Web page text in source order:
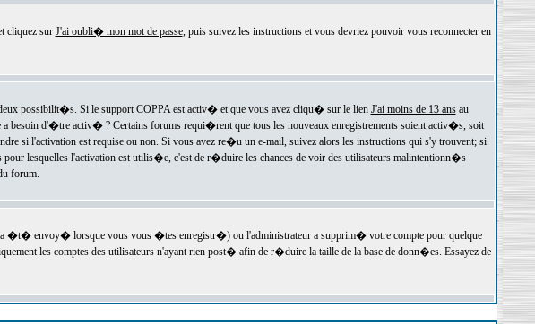
cliquez sur J'ai oubli� mon mot de passe, puis suivez les instructions et vous devriez pouvoir vous reconnecter en
possibilit�s. Si le support COPPA est activ� et que vous avez cliqu� sur le lien J'ai moins de 13 ansau
besoin d'�tre activ� ? Certains forums requi�rent que tous les nouveaux enregistrements soient activ�s, soit
si l'activation est requise ou non. Si vous avez re�u un e-mail, suivez alors les instructions qui s'y trouvent; si
lesquelles l'activation est utilis�e, c'est de r�duire les chances de voir des utilisateurs malintentionn�s
forum.
�t� envoy� lorsque vous vous �tes enregistr�) ou l'administrateur a supprim� votre compte pour quelque
les comptes des utilisateurs n'ayant rien post� afin de r�duire la taille de la base de donn�es. Essayez de